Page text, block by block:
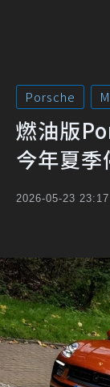
Porsche
燃油版
今年夏季
2026-05-23 23:17